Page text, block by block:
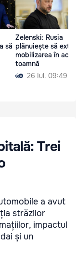
să
Zelenski: Rusia
plănuiește să
mobilizarea în
toamnă
26 Iul. 09:49
Trei
a avut
străzilor
impactul
și un